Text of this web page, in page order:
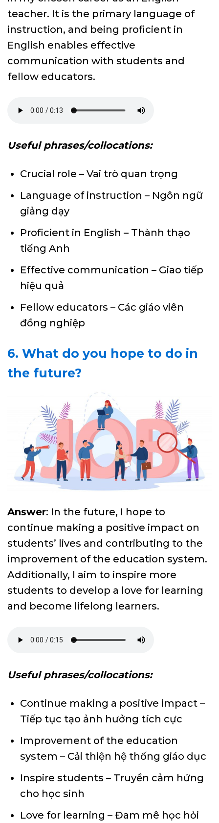
teacher. It is the primary language of
instruction, and being proficient in
English enables effective
communication with students and
fellow educators.
Useful phrases/collocations:
Crucial role – Vai trò quan trọng
Language of instruction – Ngôn ngữ
giảng dạy
Proficient in English – Thành thạo
tiếng Anh
Effective communication – Giao tiếp
hiệu quả
Fellow educators – Các giáo viên
đồng nghiệp
6. What do you hope to do in
the future?
Answer: In the future, I hope to
continue making a positive impact on
students’ lives and contributing to the
improvement of the education system.
Additionally, I aim to inspire more
students to develop a love for learning
and become lifelong learners.
Useful phrases/collocations:
Continue making a positive impact –
Tiếp tục tạo ảnh hưởng tích cực
Improvement of the education
system – Cải thiện hệ thống giáo dục
Inspire students – Truyền cảm hứng
cho học sinh
Love for learning – Đam mê học hỏi